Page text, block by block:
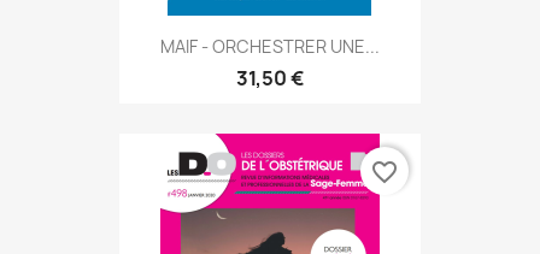
MAIF - ORCHESTRER UNE...
31,50 €
favorite_border